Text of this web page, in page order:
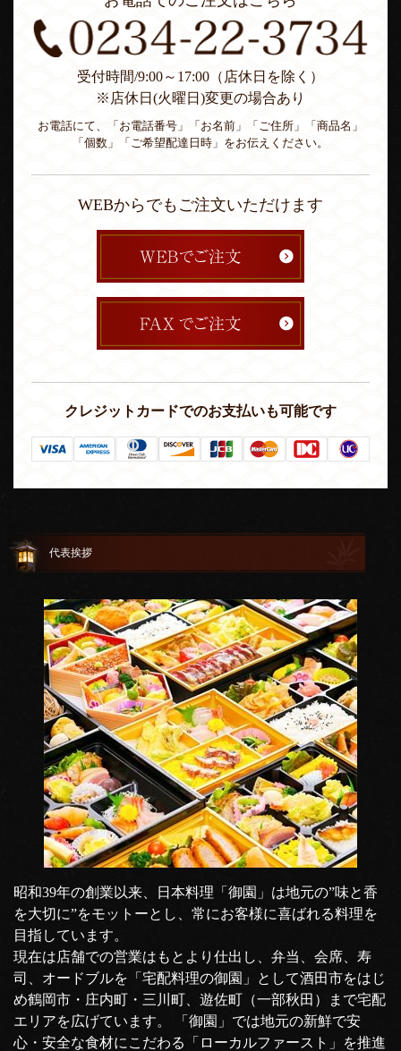
受付時間/9:00～17:00（店休日を除く）
※店休日(火曜日)変更の場合あり
お電話にて、「お電話番号」「お名前」「ご住所」「商品名」
「個数」「ご希望配達日時」をお伝えください。
WEBからでもご注文いただけます
クレジットカードでのお支払いも可能です
代表挨拶
昭和39年の創業以来、日本料理「御園」は地元の”味と香
を大切に”をモットーとし、常にお客様に喜ばれる料理を
目指しています。
現在は店舗での営業はもとより仕出し、弁当、会席、寿
司、オードブルを「宅配料理の御園」として酒田市をはじ
め鶴岡市・庄内町・三川町、遊佐町（一部秋田）まで宅配
エリアを広げています。 「御園」では地元の新鮮で安
心・安全な食材にこだわる「ローカルファースト」を推進